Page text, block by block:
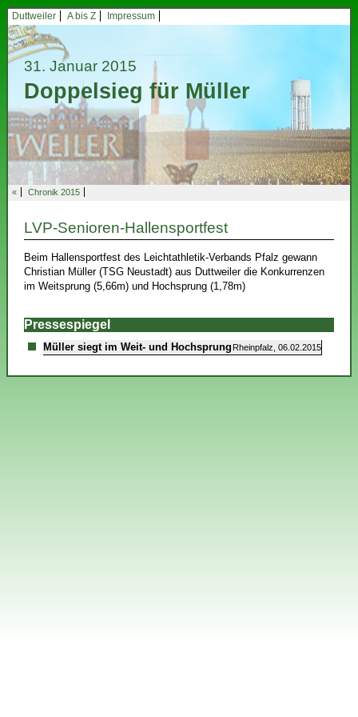
Duttweiler A bis Z Impressum
31. Januar 2015
Doppelsieg für Müller
« Chronik 2015
LVP-Senioren-Hallensportfest
Beim Hallensportfest des Leichtathletik-Verbands Pfalz gewann
Christian Müller (TSG Neustadt) aus Duttweiler die Konkurrenzen
im Weitsprung (5,66m) und Hochsprung (1,78m)
Pressespiegel
Müller siegt im Weit- und Hochsprung Rheinpfalz, 06.02.2015